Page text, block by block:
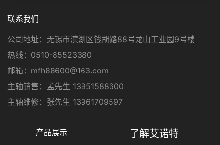
联系我们
公司地址：无锡市滨湖区钱胡路88号龙山工业园9号楼
热线：0510-85523380
邮箱：mfh88600@163.com
主轴销售：孟先生 13951588600
主轴维修：张先生 13961709597
产品展示 了解艾诺特